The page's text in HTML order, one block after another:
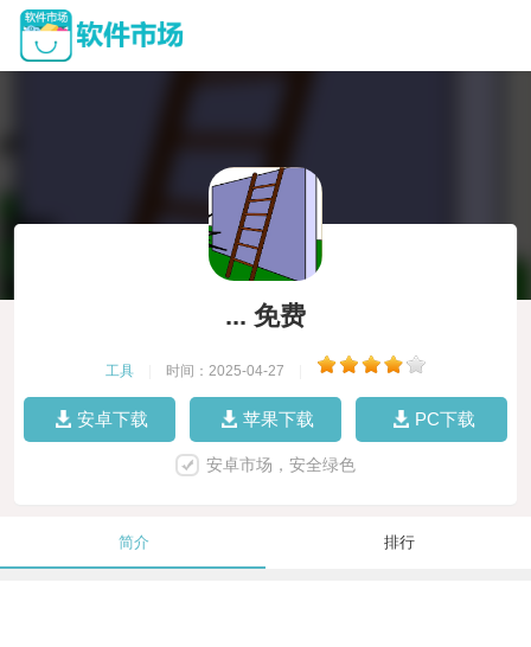
... 免费
工具 时间：2025-04-27
安卓下载 苹果下载 PC下载
安卓市场，安全绿色
简介 排行